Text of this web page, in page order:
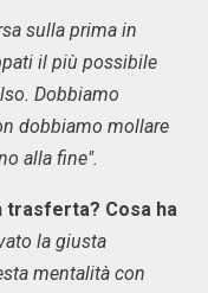
sulla prima in
il più possibile
Dobbiamo
dobbiamo mollare
alla fine".
trasferta? Cosa ha
la giusta
mentalità con